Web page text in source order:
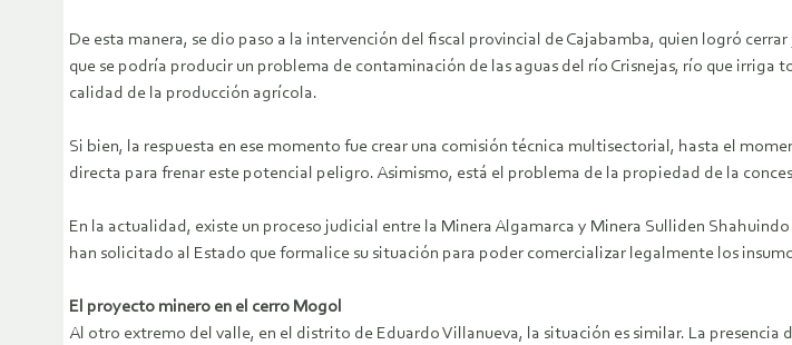
De esta manera, se dio paso a la intervención del fiscal provincial de Cajabamba, quien logró
que se podría producir un problema de contaminación de las aguas del río Crisnejas, río que
calidad de la producción agrícola.
Si bien, la respuesta en ese momento fue crear una comisión técnica multisectorial, hasta el
directa para frenar este potencial peligro. Asimismo, está el problema de la propiedad de la
En la actualidad, existe un proceso judicial entre la Minera Algamarca y Minera Sulliden
han solicitado al Estado que formalice su situación para poder comercializar legalmente los
El proyecto minero en el cerro Mogol
Al otro extremo del valle, en el distrito de Eduardo Villanueva, la situación es similar. La